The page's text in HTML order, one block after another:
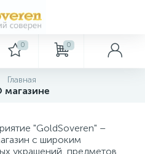
0 0
Главная
магазине
"GoldSoveren" –
с широким
украшений, предметов